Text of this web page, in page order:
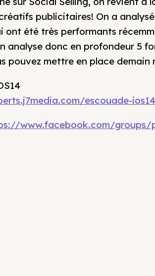
publicitaires! On a
ont été très performants
analyse donc en profondeur 5
pouvez mettre en place demain
escouade-
www.facebook.com/groups/